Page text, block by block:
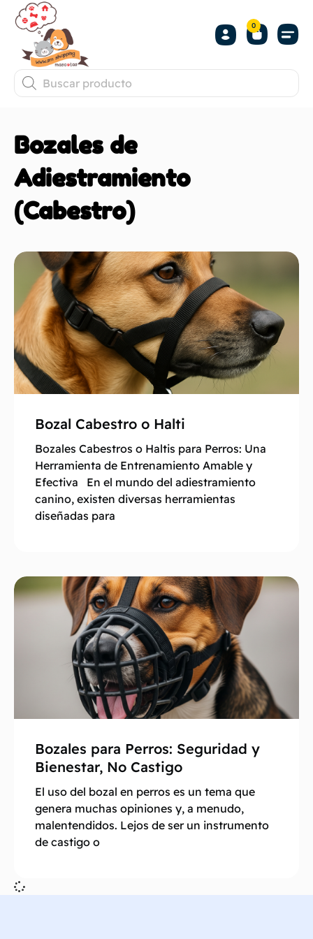
0
Bozales de
Adiestramiento
(Cabestro)
Bozal Cabestro o Halti
Bozales Cabestros o Haltis para Perros: Una
Herramienta de Entrenamiento Amable y
Efectiva En el mundo del adiestramiento
canino, existen diversas herramientas
diseñadas para
Bozales para Perros: Seguridad y
Bienestar, No Castigo
El uso del bozal en perros es un tema que
genera muchas opiniones y, a menudo,
malentendidos. Lejos de ser un instrumento
de castigo o